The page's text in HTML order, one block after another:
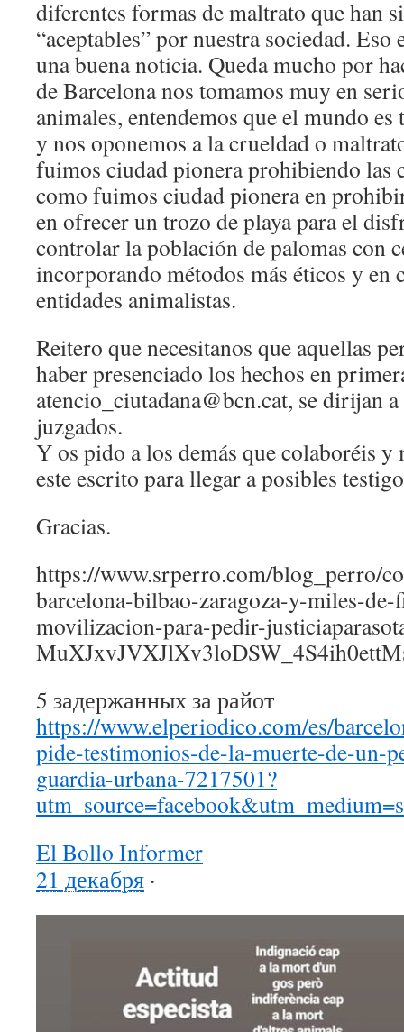
diferentes formas de maltrato que han
“aceptables” por nuestra sociedad. Eso
una buena noticia. Queda mucho por
de Barcelona nos tomamos muy en
animales, entendemos que el mundo
y nos oponemos a la crueldad o
fuimos ciudad pionera prohibiendo las
como fuimos ciudad pionera en
en ofrecer un trozo de playa para el
controlar la población de palomas con
incorporando métodos más éticos y en
entidades animalistas.
Reitero que necesitanos que aquellas
haber presenciado los hechos en
atencio_ciutadana@bcn.cat, se dirijan
juzgados.
Y os pido a los demás que colaboréis
este escrito para llegar a posibles
Gracias.
https://www.srperro.com/blog_perro/
barcelona-bilbao-zaragoza-y-miles-
movilizacion-para-pedir-
5 задержанных за райот
https://www.elperiodico.com/es/
pide-testimonios-de-la-muerte-de-un-
guardia-urbana-7217501?
El Bollo Informer
21 декабря ·